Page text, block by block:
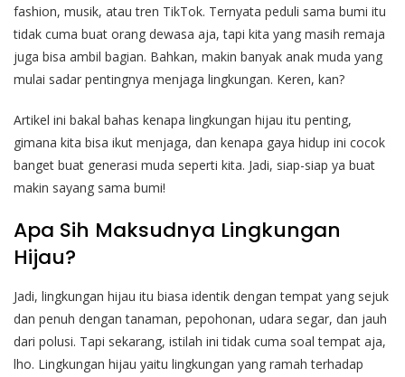
fashion, musik, atau tren TikTok. Ternyata peduli sama bumi itu
tidak cuma buat orang dewasa aja, tapi kita yang masih remaja
juga bisa ambil bagian. Bahkan, makin banyak anak muda yang
mulai sadar pentingnya menjaga lingkungan. Keren, kan?
Artikel ini bakal bahas kenapa lingkungan hijau itu penting,
gimana kita bisa ikut menjaga, dan kenapa gaya hidup ini cocok
banget buat generasi muda seperti kita. Jadi, siap-siap ya buat
makin sayang sama bumi!
Apa Sih Maksudnya Lingkungan
Hijau?
Jadi, lingkungan hijau itu biasa identik dengan tempat yang sejuk
dan penuh dengan tanaman, pepohonan, udara segar, dan jauh
dari polusi. Tapi sekarang, istilah ini tidak cuma soal tempat aja,
lho. Lingkungan hijau yaitu lingkungan yang ramah terhadap